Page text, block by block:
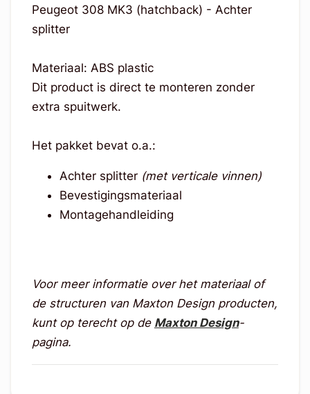
Peugeot 308 MK3 (hatchback) - Achter
splitter
Materiaal: ABS plastic
Dit product is direct te monteren zonder
extra spuitwerk.
Het pakket bevat o.a.:
Achter splitter (met verticale vinnen)
Bevestigingsmateriaal
Montagehandleiding
Voor meer informatie over het materiaal of
de structuren van Maxton Design producten,
kunt op terecht op de Maxton Design-
pagina.